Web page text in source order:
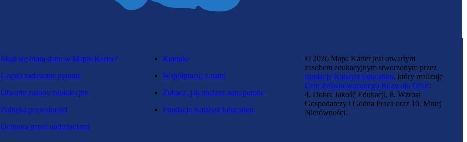
Skąd się biorą dane w Mapie Karier?
Często zadawane pytania
Otwarte zasoby edukacyjne
Polityka prywatności
Ochrona przed nadużyciami
Kontakt
Współpracuj z nami
Zobacz, jak możesz nam pomóc
Fundacja Katalyst Education
© 2026 Mapa Karier jest otwartym
zasobem edukacyjnym stworzonym przez
fundację Katalyst Education, który realizuje
Cele Zrównoważonego Rozwoju ONZ:
4. Dobra Jakość Edukacji, 8. Wzrost
Gospodarczy i Godna Praca oraz 10. Mniej
Nierówności.